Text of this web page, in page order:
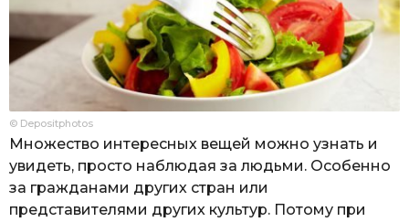
© Depositphotos
Множество интересных вещей можно узнать и
увидеть, просто наблюдая за людьми. Особенно
за гражданами других стран или
представителями других культур. Потому при